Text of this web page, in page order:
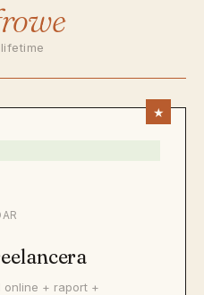
online + raport +